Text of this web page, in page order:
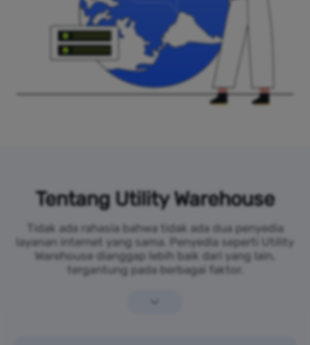
Tentang Utility Warehouse
Tidak ada rahasia bahwa tidak ada dua penyedia
layanan internet yang sama. Penyedia seperti Utility
Warehouse dianggap lebih baik dari yang lain,
tergantung pada berbagai faktor.